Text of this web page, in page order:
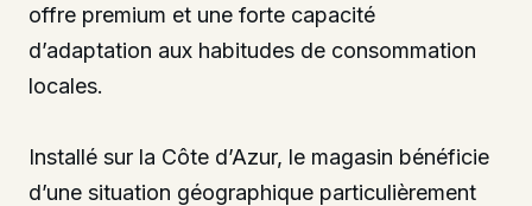
offre premium et une forte capacité
d’adaptation aux habitudes de consommation
locales.
Installé sur la Côte d’Azur, le magasin bénéficie
d’une situation géographique particulièrement